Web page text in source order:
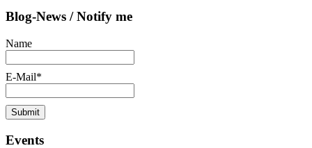
Blog-News / Notify me
Name
E-Mail*
Events